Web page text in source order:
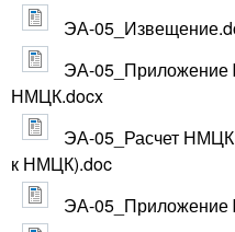
ЭА-
ЭА-
НМЦК.docx
ЭА-05_Расчет
к НМЦК).doc
ЭА-05_Приложение